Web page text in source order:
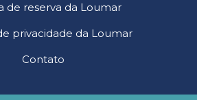
de reserva da Loumar
privacidade da Loumar
Contato